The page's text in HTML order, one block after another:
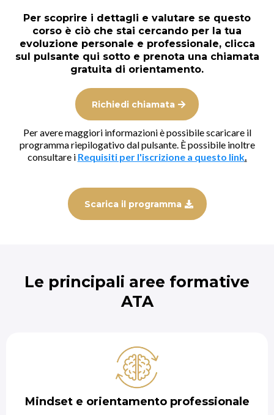
Per scoprire i dettagli e valutare se questo
corso è ciò che stai cercando per la tua
evoluzione personale e professionale, clicca
sul pulsante qui sotto e prenota una chiamata
gratuita di orientamento.
Richiedi chiamata
Per avere maggiori informazioni è possibile scaricare il
programma riepilogativo dal pulsante. È possibile inoltre
consultare i Requisiti per l'iscrizione a questo link.
Scarica il programma
Le principali aree formative
ATA
Mindset e orientamento professionale